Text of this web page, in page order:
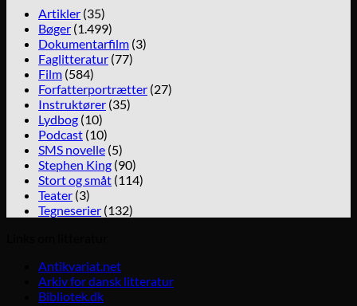
Artikler (35)
Bøger (1.499)
Dokumentarfilm (3)
Faglitteratur (77)
Film (584)
Forfatterportrætter (27)
Instruktører (35)
Lydbog (10)
Podcast (10)
SMS novelle (5)
Stephen King (90)
Stort og småt (114)
Teater (3)
Tegneserier (132)
Antikvariat.net
Arkiv for dansk litteratur
Bibliotek.dk